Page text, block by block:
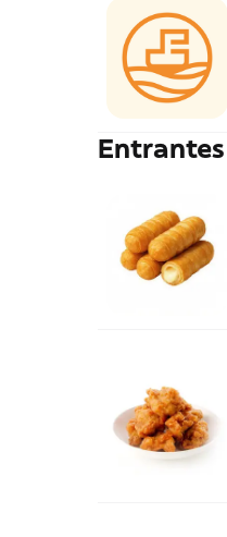
Entrantes